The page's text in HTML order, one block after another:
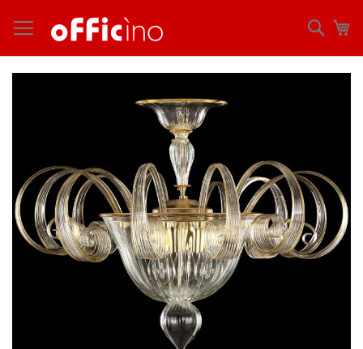
ン
テ
ン
ツ
検
索
images
gallery